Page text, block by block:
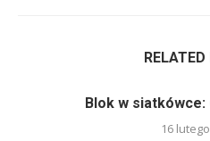
Blok w siatkówce:
16